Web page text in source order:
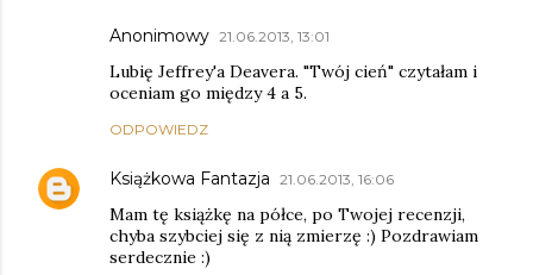
Anonimowy 21.06.2013, 13:01
Lubię Jeffrey'a Deavera. "Twój cień" czytałam i
oceniam go między 4 a 5.
ODPOWIEDZ
Książkowa Fantazja 21.06.2013, 16:06
Mam tę książkę na półce, po Twojej recenzji,
chyba szybciej się z nią zmierzę :) Pozdrawiam
serdecznie :)